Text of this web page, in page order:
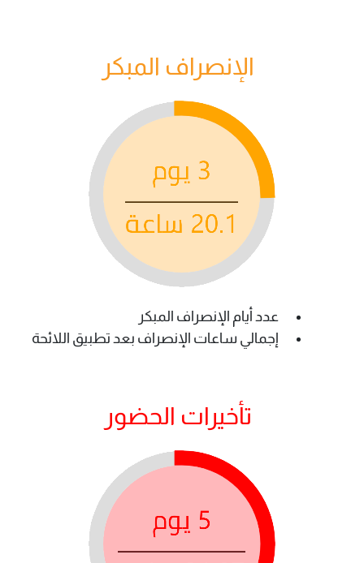
الإنصراف المبكر
عدد أيام الإنصراف المبكر
إجمالي ساعات الإنصراف بعد تطبيق اللائحة
تأخيرات الحضور